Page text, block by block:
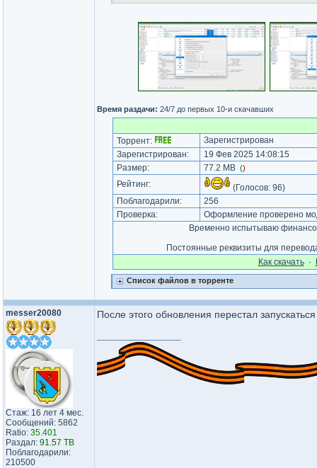
Время раздачи: 24/7 до первых 10-и скачавших
Торрент:
Зарегистрирован
Зарегистрирован:
19 Фев 2025 14:08:15
Размер:
77.2 MB ()
Рейтинг: (Голосов: 96)
Поблагодарили:
256
Проверка:
Оформление проверено
Временно испытываю
Постоянные реквизиты для
Как cкачать·
Список файлов в торренте
messer20080
Стаж: 16 лет 4 мес.
Сообщений: 5862
Ratio: 35.401
Раздал: 91.57 TB
Поблагодарили:
210500
После этого обновления перестал